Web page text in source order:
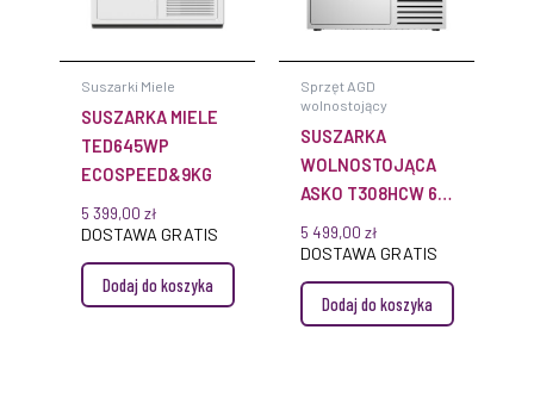
Suszarki Miele
SUSZARKA MIELE
TED645WP
ECOSPEED&9KG
5 399,00 zł
DOSTAWA GRATIS
Dodaj do koszyka
Sprzęt AGD
wolnostojący
SUSZARKA
WOLNOSTOJĄCA
ASKO T308HCW 60
CM
5 499,00 zł
DOSTAWA GRATIS
Dodaj do koszyka